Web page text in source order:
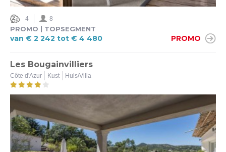
4 8
PROMO | TOPSEGMENT
van € 2 242 tot € 4 480 PROMO
Les Bougainvilliers
Côte d'Azur Kust Huis/Villa